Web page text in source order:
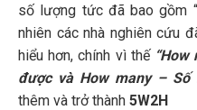
số lượng tức đã bao gồm
nhiên các nhà nghiên cứu
hiểu hơn, chính vì thế
được và How many – Số
thêm và trở thành 5W2H